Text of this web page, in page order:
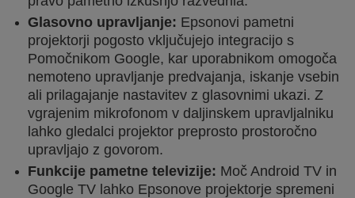
Glasovno upravljanje: Epsonovi pametni
projektorji pogosto vključujejo integracijo s
Pomočnikom Google, kar uporabnikom omogoča
nemoteno upravljanje predvajanja, iskanje vsebin
ali prilagajanje nastavitev z glasovnimi ukazi. Z
vgrajenim mikrofonom v daljinskem upravljalniku
lahko gledalci projektor preprosto prostoročno
upravljajo z govorom.
Funkcije pametne televizije: Moč Android TV in
Google TV lahko Epsonove projektorje spremeni